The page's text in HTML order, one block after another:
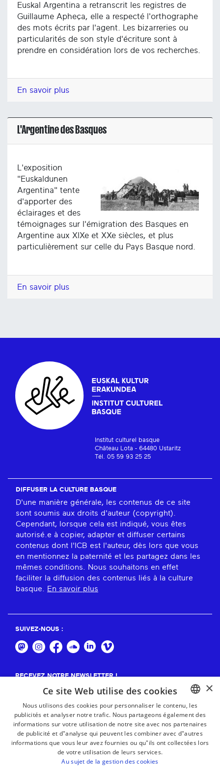
Euskal Argentina a retranscrit les registres de
Guillaume Apheça, elle a respecté l'orthographe
des mots écrits par l'agent. Les bizarreries ou
particularités de son style d'écriture sont à
prendre en considération lors de vos recherches.
En savoir plus
L'Argentine des Basques
L'exposition
"Euskaldunen
Argentina" tente
d'apporter des
éclairages et des
témoignages sur l'émigration des Basques en
Argentine aux XIXe et XXe siècles, et plus
particulièrement sur celle du Pays Basque nord.
En savoir plus
Institut culturel basque
Château Lota - 64480 Ustaritz
Tél. 05 59 93 25 25
DIFFUSER LA CULTURE BASQUE
D'une manière générale, les contenus de ce site
sont soumis aux droits d'auteur (copyright).
Cependant, lorsque cela est indiqué, vous êtes
autorisé.e à copier, adapter et diffuser certains
contenus dont l'ICB est l'auteur, dès lors que vous
en mentionnez la paternité et les partagez dans les
mêmes conditions. Nous souhaitons en effet
faciliter la diffusion des contenus liés à la culture
basque.
En savoir plus
SUIVEZ-NOUS :
RECEVEZ NOTRE NEWSLETTER !
BASQUE
FRENCH
×
Ce site Web utilise des cookies
Nous utilisons des cookies pour personnaliser le contenu, les
publicités et analyser notre trafic. Nous partageons également des
informations sur votre utilisation de notre site avec nos partenaires
de publicité et d"analyse qui peuvent les combiner avec d"autres
informations que vous leur avez fournies ou qu"ils ont collectées lors
de votre utilisation de leurs services.
Au sujet de la gestion des cookies